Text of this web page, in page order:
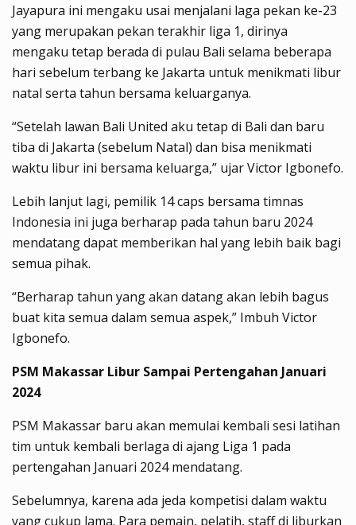
Jayapura ini mengaku usai menjalani laga pekan ke-23
yang merupakan pekan terakhir liga 1, dirinya
mengaku tetap berada di pulau Bali selama beberapa
hari sebelum terbang ke Jakarta untuk menikmati libur
natal serta tahun bersama keluarganya.
“Setelah lawan Bali United aku tetap di Bali dan baru
tiba di Jakarta (sebelum Natal) dan bisa menikmati
waktu libur ini bersama keluarga,” ujar Victor Igbonefo.
Lebih lanjut lagi, pemilik 14 caps bersama timnas
Indonesia ini juga berharap pada tahun baru 2024
mendatang dapat memberikan hal yang lebih baik bagi
semua pihak.
“Berharap tahun yang akan datang akan lebih bagus
buat kita semua dalam semua aspek,” Imbuh Victor
Igbonefo.
PSM Makassar Libur Sampai Pertengahan Januari
2024
PSM Makassar baru akan memulai kembali sesi latihan
tim untuk kembali berlaga di ajang Liga 1 pada
pertengahan Januari 2024 mendatang.
Sebelumnya, karena ada jeda kompetisi dalam waktu
yang cukup lama. Para pemain, pelatih, staff di liburkan